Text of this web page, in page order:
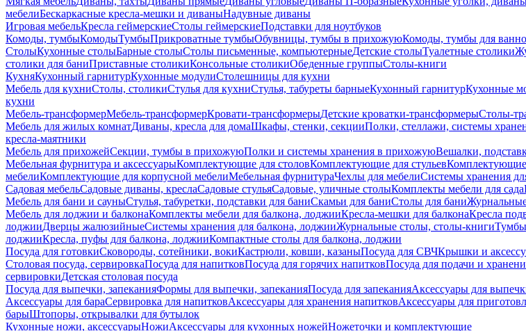
мебелиБескаркасные кресла-мешки и диваныНадувные диваны
Игровая мебельКресла геймерскиеСтолы геймерскиеПодставки для ноутбуков
Комоды, тумбыКомодыТумбыПрикроватные тумбыОбувницы, тумбы в прихожуюКомоды, тумбы для
СтолыКухонные столыБарные столыСтолы письменные, компьютерныеДетские столыТуалетные столики
столики для баниПриставные столикиКонсольные столикиОбеденные группыСтолы-книги
КухняКухонный гарнитурКухонные модулиСтолешницы для кухни
Мебель для кухниСтолы, столикиСтулья для кухниСтулья, табуреты барныеКухонный гарнитурКухонные
кухни
Мебель-трансформерМебель-трансформерКровати-трансформерыДетские кроватки-трансформерыСтолы-
Мебель для жилых комнатДиваны, кресла для домаШкафы, стенки, секцииПолки, стеллажи, системы
кресла-маятники
Мебель для прихожейСекции, тумбы в прихожуюПолки и системы хранения в прихожуюВешалки,
Мебельная фурнитура и аксессуарыКомплектующие для столовКомплектующие для стульевКомплектующие
мебелиКомплектующие для корпусной мебелиМебельная фурнитураЧехлы для мебелиСистемы хранения
Садовая мебельСадовые диваны, креслаСадовые стульяСадовые, уличные столыКомплекты мебели для сада
Мебель для бани и сауныСтулья, табуретки, подставки для баниСкамьи для баниСтолы для бани
Мебель для лоджии и балконаКомплекты мебели для балкона, лоджииКресла-мешки для балконаКресла
лоджииДверцы жалюзийныеСистемы хранения для балкона, лоджииЖурнальные столы, столы-книгиТумбы
лоджииКресла, пуфы для балкона, лоджииКомпактные столы для балкона, лоджии
Посуда для готовкиСковороды, сотейники, вокиКастрюли, ковши, казаныПосуда для СВЧКрышки и
Столовая посуда, сервировкаПосуда для напитковПосуда для горячих напитковПосуда для подачи и
сервировкиДетская столовая посуда
Посуда для выпечки, запеканияФормы для выпечки, запеканияПосуда для запеканияАксессуары для
Аксессуары для бараСервировка для напитковАксессуары для хранения напитковАксессуары для
барыШтопоры, открывалки для бутылок
Кухонные ножи, аксессуарыНожиАксессуары для кухонных ножейНожеточки и комплектующие